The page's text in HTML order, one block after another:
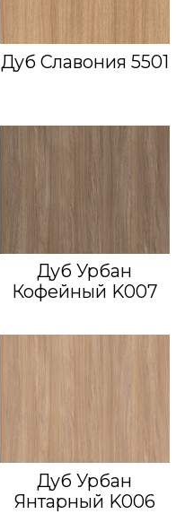
Дуб Славония 5501
Дуб Урбан
Кофейный K007
Дуб Урбан
Янтарный K006